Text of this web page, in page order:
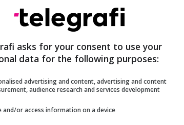
drejtuesi i automjetit tip
që udhëtonin me të.
se shkak i aksidentit ka qenë një
me shpejtësi e njërit prej automjeteve
asks for your consent to use your
data for the following purposes:
advertising and content, advertising and content
audience research and services development
and/or access information on a device